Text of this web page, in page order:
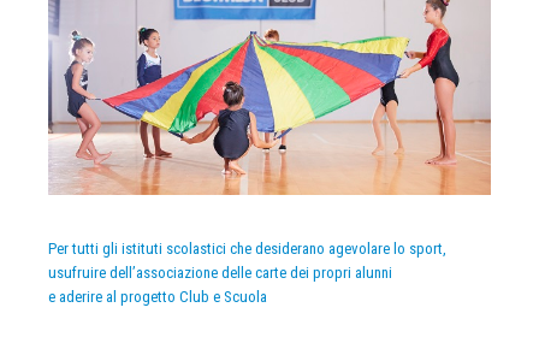
Per tutti gli istituti scolastici che desiderano agevolare lo sport,
usufruire dell’associazione delle carte dei propri alunni
e aderire al progetto Club e Scuola